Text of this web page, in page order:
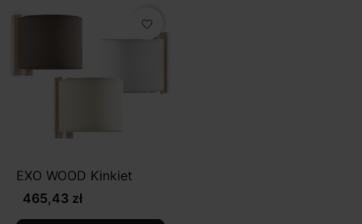
favorite_border
EXO WOOD Kinkiet
465,43 zł